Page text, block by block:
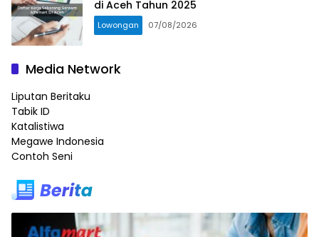
di Aceh Tahun 2025
Lowongan 07/08/2026
Media Network
Liputan Beritaku
Tabik ID
Katalistiwa
Megawe Indonesia
Contoh Seni